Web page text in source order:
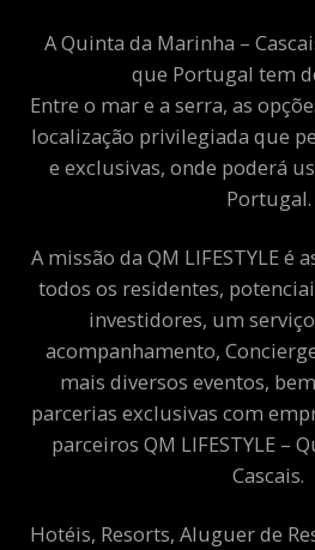
A Quinta da Marinha –
que Portugal tem
Entre o mar e a serra, as
localização privilegiada que
e exclusivas, onde poderá
Portugal.
A missão da QM LIFESTYLE é
todos os residentes,
investidores, um
acompanhamento,
mais diversos eventos,
parcerias exclusivas com
parceiros QM LIFESTYLE –
Cascais.
Hotéis, Resorts, Aluguer de